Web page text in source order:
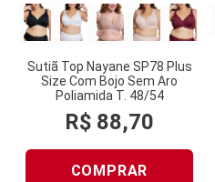
Sutiã Top Nayane SP78 Plus
Size Com Bojo Sem Aro
Poliamida T. 48/54
R$ 88,70
COMPRAR